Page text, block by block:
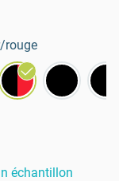
rouge
échantillon